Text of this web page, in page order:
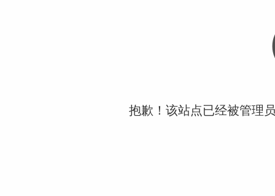
抱歉！该站点已经被管理